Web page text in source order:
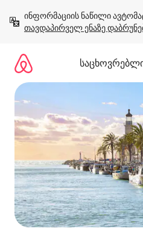
გადასვლა
თავდაპირველ ენაზე